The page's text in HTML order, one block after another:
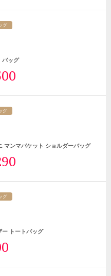
グ
バッグ
グ
マンマバケット ショルダーバッグ
グ
ー トートバッグ